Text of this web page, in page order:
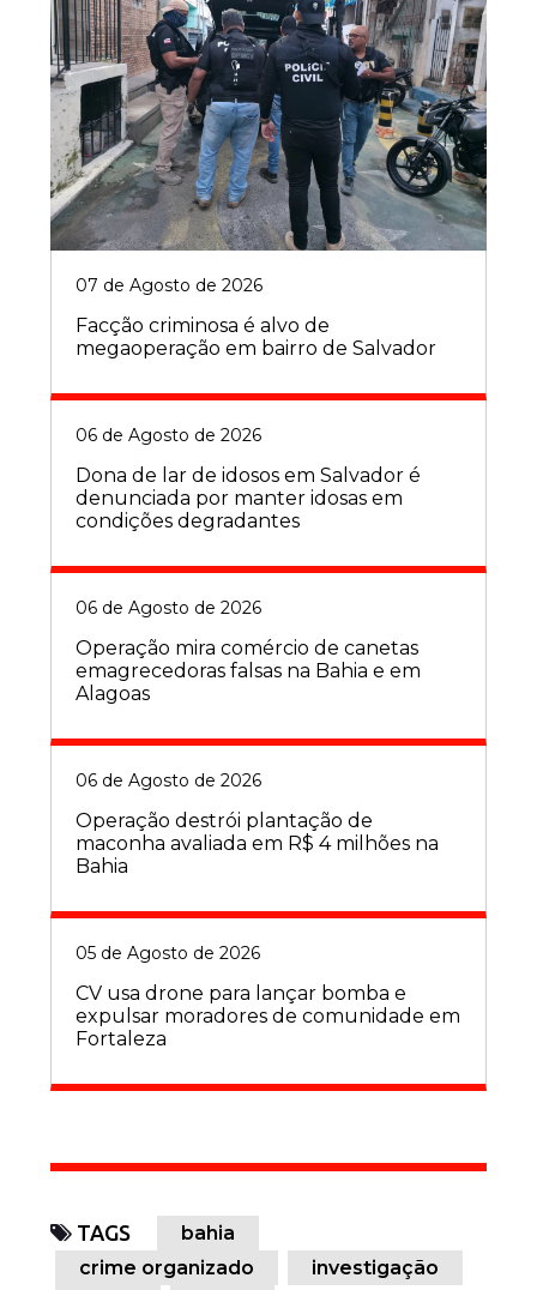
07 de Agosto de 2026
Facção criminosa é alvo de
megaoperação em bairro de Salvador
06 de Agosto de 2026
Dona de lar de idosos em Salvador é
denunciada por manter idosas em
condições degradantes
06 de Agosto de 2026
Operação mira comércio de canetas
emagrecedoras falsas na Bahia e em
Alagoas
06 de Agosto de 2026
Operação destrói plantação de
maconha avaliada em R$ 4 milhões na
Bahia
05 de Agosto de 2026
CV usa drone para lançar bomba e
expulsar moradores de comunidade em
Fortaleza
TAGS
bahia
crime organizado
investigação